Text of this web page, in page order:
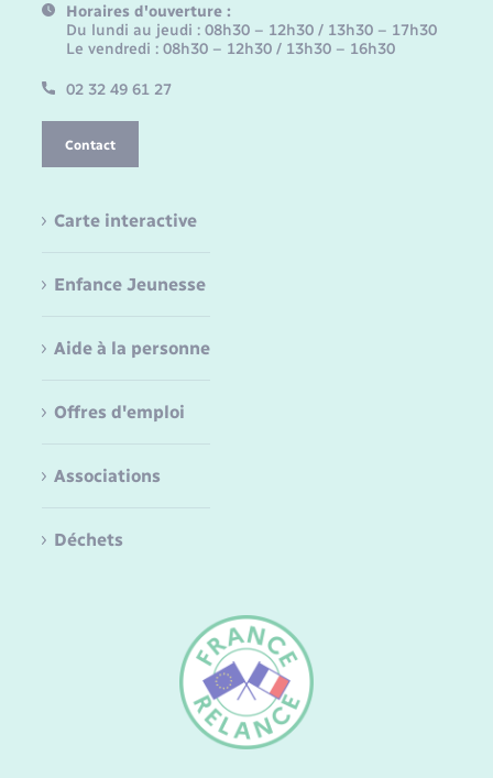
Horaires d'ouverture :
Du lundi au jeudi : 08h30 – 12h30 / 13h30 – 17h30
Le vendredi : 08h30 – 12h30 / 13h30 – 16h30
02 32 49 61 27
Contact
Carte interactive
Enfance Jeunesse
Aide à la personne
Offres d'emploi
Associations
Déchets